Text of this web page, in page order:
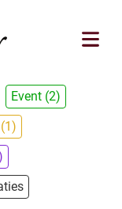
Event (2)